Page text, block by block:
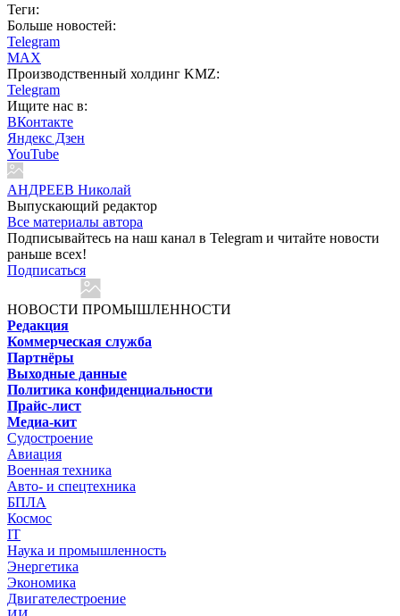
Теги:
Больше новостей:
Telegram
MAX
Производственный холдинг KMZ:
Telegram
Ищите нас в:
ВКонтакте
Яндекс Дзен
YouTube
АНДРЕЕВ Николай
Выпускающий редактор
Все материалы автора
Подписывайтесь на наш канал в Telegram и читайте новости
раньше всех!
Подписаться
НОВОСТИ ПРОМЫШЛЕННОСТИ
Редакция
Коммерческая служба
Партнёры
Выходные данные
Политика конфиденциальности
Прайс-лист
Медиа-кит
Судостроение
Авиация
Военная техника
Авто- и спецтехника
БПЛА
Космос
IT
Наука и промышленность
Энергетика
Экономика
Двигателестроение